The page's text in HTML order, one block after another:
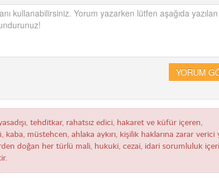
YORUM
tehditkar, rahatsız edici, hakaret ve küfür içeren,
kaba, müstehcen, ahlaka aykırı, kişilik haklarına zarar verici
doğan her türlü mali, hukuki, cezai, idari sorumluluk